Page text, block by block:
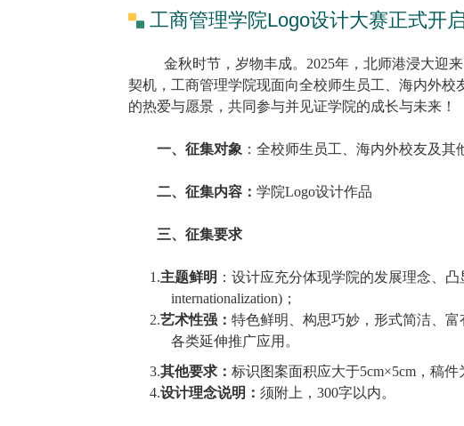
工商管理学院Logo设计大赛正式开启
金秋时节，岁物丰成。2025年，北师港浸大迎
契机，工商管理学院现面向全校师生员工、海内外校
的热爱与愿景，共同参与并见证学院的成长与未来 ！
一、 征集对象 ：全校师生员工、海内外校友及其
二、 征集内容 ： 学院Logo设计作品
三、 征集要求
1.主题鲜明 ： 设计应充分体现学院的发展理念、凸
internationalization)；
2.艺术性强： 特色鲜明、构思巧妙，形式简洁、
各类延伸推广应用。
3.其他要求： 标识图案面积应大于5cm×5cm ，稿件
4.设计理念说明： 须附上， 300字以内。